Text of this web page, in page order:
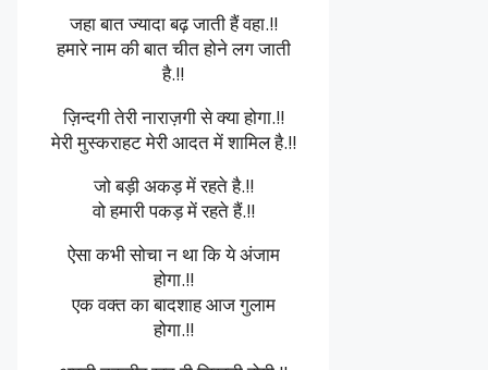
जहा बात ज्यादा बढ़ जाती हैं वहा.!!
हमारे नाम की बात चीत होने लग जाती
है.!!
ज़िन्दगी तेरी नाराज़गी से क्या होगा.!!
मेरी मुस्कराहट मेरी आदत में शामिल है.!!
जो बड़ी अकड़ में रहते है.!!
वो हमारी पकड़ में रहते हैं.!!
ऐसा कभी सोचा न था कि ये अंजाम
होगा.!!
एक वक्त का बादशाह आज गुलाम
होगा.!!